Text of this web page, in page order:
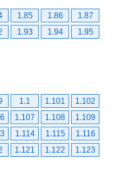
1.85 1.86
1.87
1.93 1.94 1.95
1.1 1.101
1.102
1.107 1.108
1.109
1.114 1.115
1.116
1.121 1.122
1.123